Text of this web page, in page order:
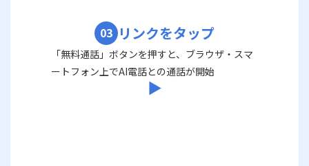
03 リンクをタップ
「無料通話」ボタンを押すと、ブラウザ・スマ
ートフォン上でAI電話との通話が開始